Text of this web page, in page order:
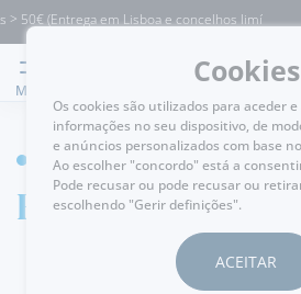
50€ (Entrega em Lisboa e concelhos
MENU
HOME
Frutos Secos
Cookies
Os cookies são utilizados para aceder
informações no seu dispositivo, de
e anúncios personalizados com base
Ao escolher "concordo" está a
Pode recusar ou pode recusar ou
escolhendo "Gerir definições".
ACEITAR